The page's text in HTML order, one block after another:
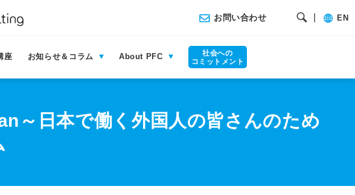
お問い合わせ EN
座 お知らせ＆コラム About PFC
社会への
コミットメント
日本で働く外国人の皆さんのため